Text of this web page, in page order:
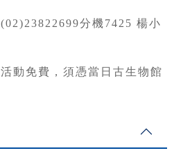
(02)23822699分機7425 楊小
活動免費，須憑當日古生物館